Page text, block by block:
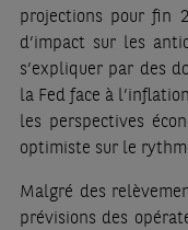
projections pour fin
d’impact sur les
s’expliquer par des
la Fed face à l’inflation
les perspectives
optimiste sur le
Malgré des
prévisions des